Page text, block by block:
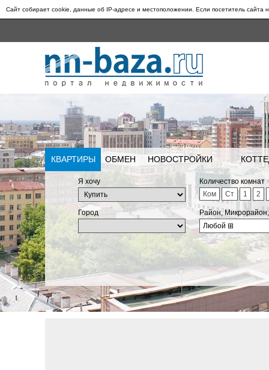
Сайт собирает cookie, данные об IP-адресе и местоположении. Если посетитель сайта
КВАРТИРЫ ОБМЕН НОВОСТРОЙКИ
Я хочу
Количество комнат
Ком
Ст 1 2
Город
Район,
Любой ⊞